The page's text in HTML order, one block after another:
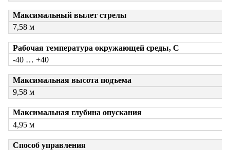
Максимальный вылет стрелы
7,58 м
Рабочая температура окружающей среды, С
-40 … +40
Максимальная высота подъема
9,58 м
Максимальная глубина опускания
4,95 м
Способ управления